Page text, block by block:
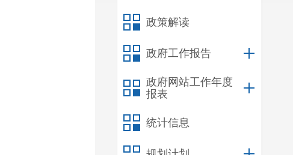
政策解读
政府工作报告
政府网站工作年度
报表
统计信息